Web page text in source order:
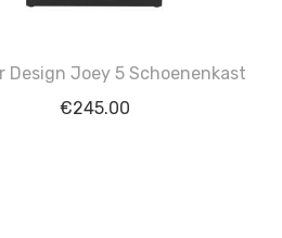
Design Joey 5 Schoenenkast
€245.00